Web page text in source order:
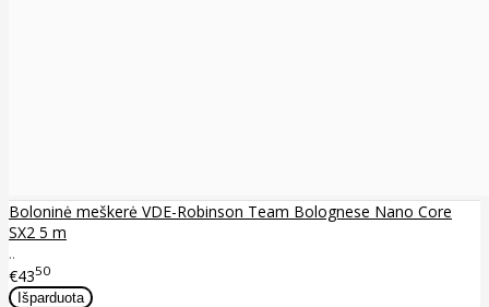
Boloninė meškerė VDE-Robinson Team Bolognese Nano Core
SX2 5 m
..
€4350